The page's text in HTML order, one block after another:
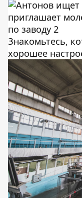
Знакомьтесь,
хорошее